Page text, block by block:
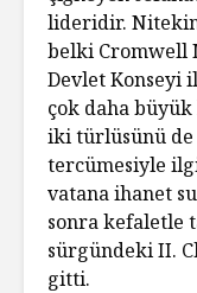
lideridir.
belki Cromwell
Devlet Konseyi
çok daha büyük
iki türlüsünü de
tercümesiyle
vatana ihanet
sonra kefaletle
sürgündeki II.
gitti.